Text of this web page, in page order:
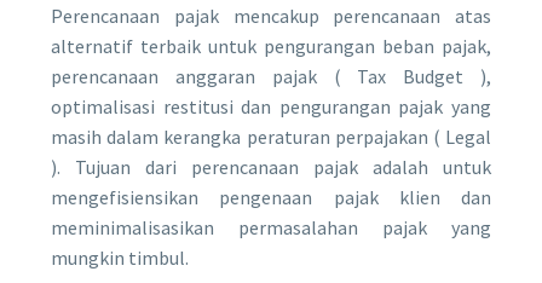
Perencanaan pajak mencakup perencanaan atas
alternatif terbaik untuk pengurangan beban pajak,
perencanaan anggaran pajak ( Tax Budget ),
optimalisasi restitusi dan pengurangan pajak yang
masih dalam kerangka peraturan perpajakan ( Legal
). Tujuan dari perencanaan pajak adalah untuk
mengefisiensikan pengenaan pajak klien dan
meminimalisasikan permasalahan pajak yang
mungkin timbul.